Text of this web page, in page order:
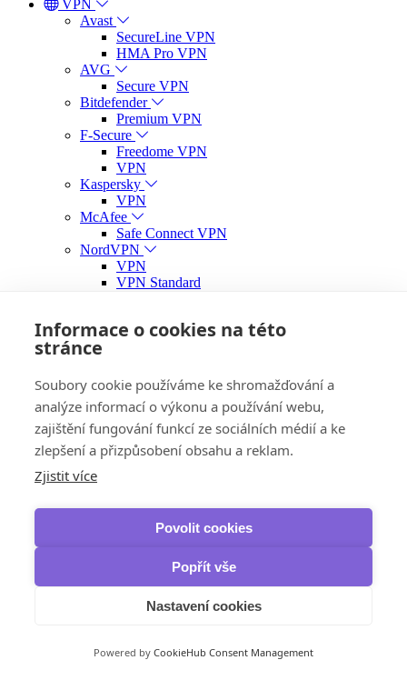
VPN
Avast
SecureLine VPN
HMA Pro VPN
AVG
Secure VPN
Bitdefender
Premium VPN
F-Secure
Freedome VPN
VPN
Kaspersky
VPN
McAfee
Safe Connect VPN
NordVPN
VPN
VPN Standard
Panda Security
iTop VPN & iTop Private Browser
Zálohování, obnova dat a vypalování
IObit
IOTransfer
iTop Data Recovery
Smart Defrag Pro
Ashampoo
AOMEI
Backupper Professional
Backupper Workstation
Backupper Server
Backupper Technician Plus
OneKey Recovery
Informace o cookies na této
stránce
Soubory cookie používáme ke shromažďování a
analýze informací o výkonu a používání webu,
zajištění fungování funkcí ze sociálních médií a ke
zlepšení a přizpůsobení obsahu a reklam.
Zjistit více
Povolit cookies
Popřít vše
Nastavení cookies
Powered by CookieHub Consent Management